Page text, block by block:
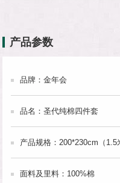
产品参数
品牌：金年会
品名：圣代纯棉四件套
产品规格：200*230cm（1.5
面料及里料：100%棉